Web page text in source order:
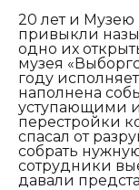
20 лет и Музею
привыкли
одно их
музея
году
наполнена
уступающими
перестройки
спасал от
собрать
сотрудники
давали